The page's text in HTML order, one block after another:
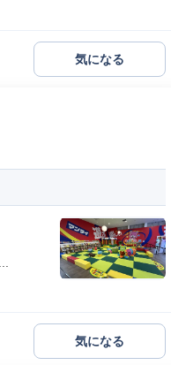
気になる
気になる